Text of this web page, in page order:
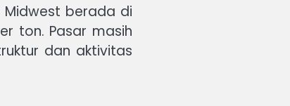
Midwest berada di
ton. Pasar masih
dan aktivitas